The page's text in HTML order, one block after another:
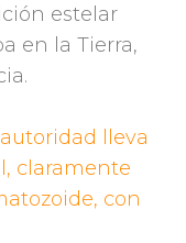
estelar
en la Tierra,
lleva
claramente
con